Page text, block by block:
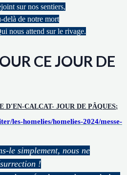
sur nos sentiers,
delà de notre mort
nous attend sur le rivage.
CE JOUR DE
D'EN-CALCAT- JOUR DE PÂQUES:
les-homelies/homelies-2024/messe-
le simplement, nous ne
!